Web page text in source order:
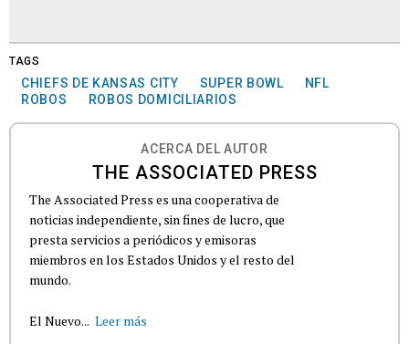
TAGS
CHIEFS DE KANSAS CITY SUPER BOWL
NFL
ROBOS
ROBOS DOMICILIARIOS
ACERCA DEL AUTOR
THE ASSOCIATED PRESS
The Associated Press es una cooperativa de
noticias independiente, sin fines de lucro, que
presta servicios a periódicos y emisoras
miembros en los Estados Unidos y el resto del
mundo.
El Nuevo... Leer más